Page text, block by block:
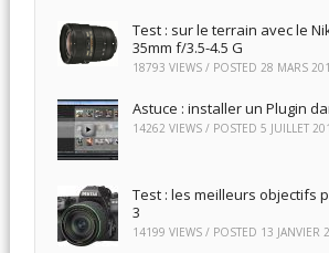
Test : sur le terrain avec le
35mm f/3.5-4.5 G
18793 VIEWS / POSTED 28 MARS
Astuce : installer un Plugin
14262 VIEWS / POSTED 5 JUILLET
Test : les meilleurs objectifs
3
14199 VIEWS / POSTED 13 JANVIER